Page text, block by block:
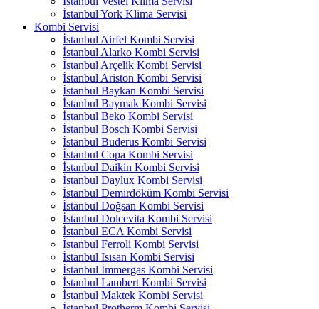
İstanbul York Klima Servisi
Kombi Servisi
İstanbul Airfel Kombi Servisi
İstanbul Alarko Kombi Servisi
İstanbul Arçelik Kombi Servisi
İstanbul Ariston Kombi Servisi
İstanbul Baykan Kombi Servisi
İstanbul Baymak Kombi Servisi
İstanbul Beko Kombi Servisi
İstanbul Bosch Kombi Servisi
İstanbul Buderus Kombi Servisi
İstanbul Copa Kombi Servisi
İstanbul Daikin Kombi Servisi
İstanbul Daylux Kombi Servisi
İstanbul Demirdöküm Kombi Servisi
İstanbul Doğsan Kombi Servisi
İstanbul Dolcevita Kombi Servisi
İstanbul ECA Kombi Servisi
İstanbul Ferroli Kombi Servisi
İstanbul Isısan Kombi Servisi
İstanbul İmmergas Kombi Servisi
İstanbul Lambert Kombi Servisi
İstanbul Maktek Kombi Servisi